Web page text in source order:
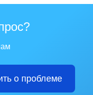
о проблеме